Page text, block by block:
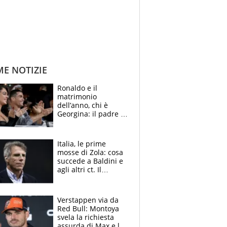
NOTIZIE
Ronaldo e il
matrimonio
dell’anno, chi è
Georgina: il padre in
social
Italia, le prime
mosse di Zola: cosa
succede a Baldini e
agli altri ct. Il
azzurri
Verstappen via da
Red Bull: Montoya
svela la richiesta